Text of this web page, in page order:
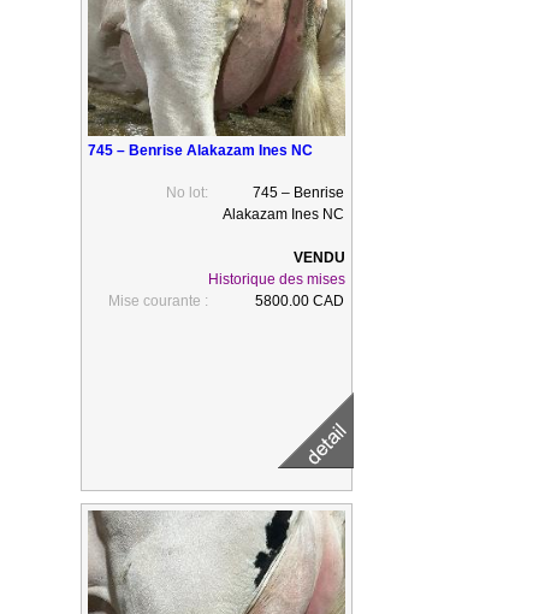
745 – Benrise Alakazam Ines NC
No lot:
745 – Benrise
Alakazam Ines NC
Historique des mises
Mise courante :
5800.00 CAD